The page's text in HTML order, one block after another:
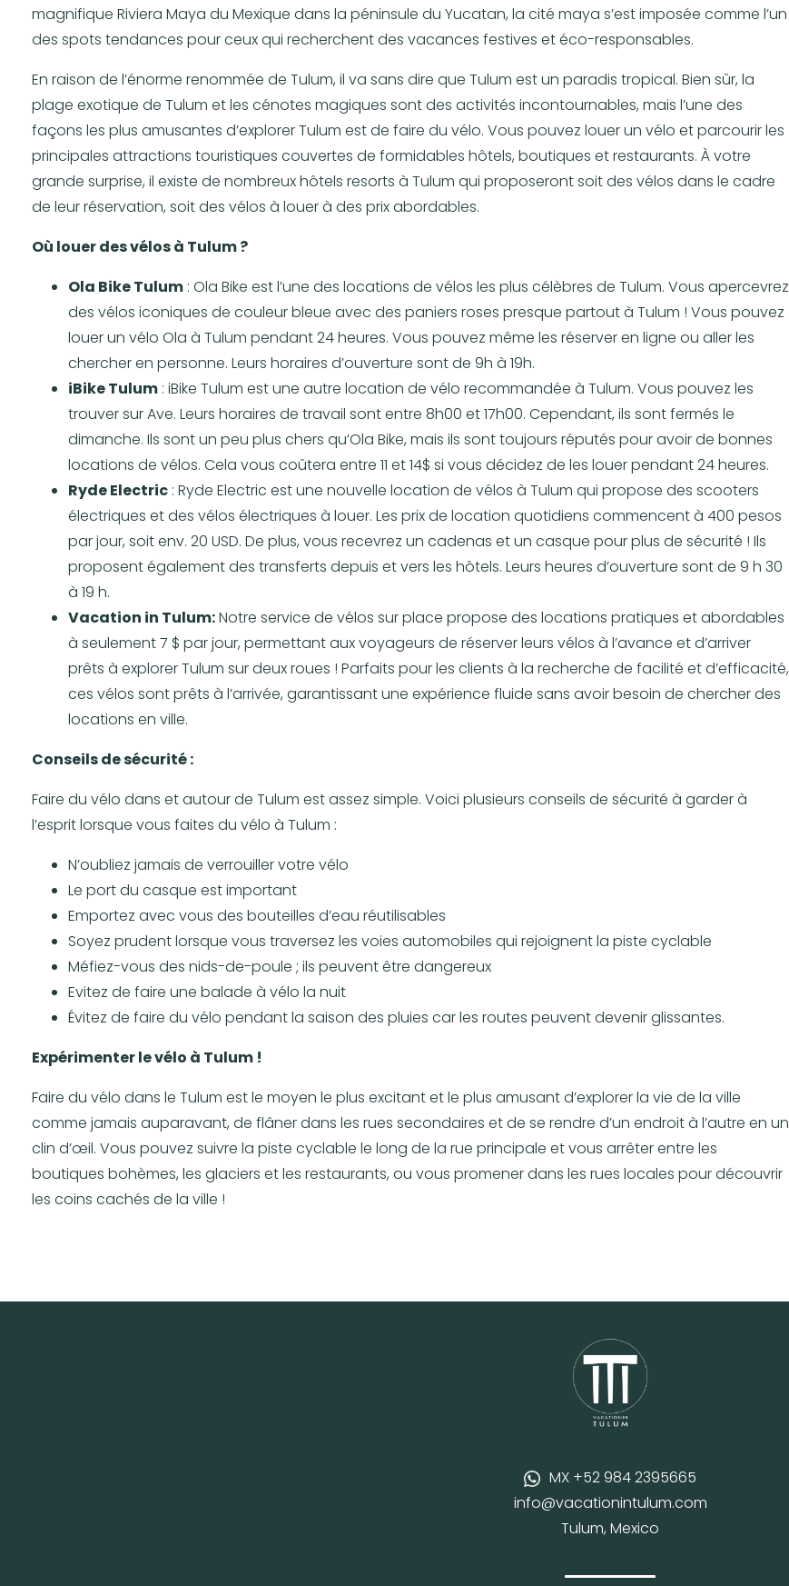
magnifique Riviera Maya du Mexique dans la péninsule du Yucatan, la cité maya s’est imposée comme l’un
des spots tendances pour ceux qui recherchent des vacances festives et éco-responsables.
En raison de l’énorme renommée de Tulum, il va sans dire que Tulum est un paradis tropical. Bien sûr, la
plage exotique de Tulum et les cénotes magiques sont des activités incontournables, mais l’une des
façons les plus amusantes d’explorer Tulum est de faire du vélo. Vous pouvez louer un vélo et parcourir les
principales attractions touristiques couvertes de formidables hôtels, boutiques et restaurants. À votre
grande surprise, il existe de nombreux hôtels resorts à Tulum qui proposeront soit des vélos dans le cadre
de leur réservation, soit des vélos à louer à des prix abordables.
Où louer des vélos à Tulum ?
Ola Bike Tulum : Ola Bike est l’une des locations de vélos les plus célèbres de Tulum. Vous apercevrez
des vélos iconiques de couleur bleue avec des paniers roses presque partout à Tulum ! Vous pouvez
louer un vélo Ola à Tulum pendant 24 heures. Vous pouvez même les réserver en ligne ou aller les
chercher en personne. Leurs horaires d’ouverture sont de 9h à 19h.
iBike Tulum : iBike Tulum est une autre location de vélo recommandée à Tulum. Vous pouvez les
trouver sur Ave. Leurs horaires de travail sont entre 8h00 et 17h00. Cependant, ils sont fermés le
dimanche. Ils sont un peu plus chers qu’Ola Bike, mais ils sont toujours réputés pour avoir de bonnes
locations de vélos. Cela vous coûtera entre 11 et 14$ si vous décidez de les louer pendant 24 heures.
Ryde Electric : Ryde Electric est une nouvelle location de vélos à Tulum qui propose des scooters
électriques et des vélos électriques à louer. Les prix de location quotidiens commencent à 400 pesos
par jour, soit env. 20 USD. De plus, vous recevrez un cadenas et un casque pour plus de sécurité ! Ils
proposent également des transferts depuis et vers les hôtels. Leurs heures d’ouverture sont de 9 h 30
à 19 h.
Vacation in Tulum:Notre service de vélos sur place propose des locations pratiques et abordables
à seulement 7 $ par jour, permettant aux voyageurs de réserver leurs vélos à l’avance et d’arriver
prêts à explorer Tulum sur deux roues ! Parfaits pour les clients à la recherche de facilité et d’efficacité,
ces vélos sont prêts à l’arrivée, garantissant une expérience fluide sans avoir besoin de chercher des
locations en ville.
Conseils de sécurité :
Faire du vélo dans et autour de Tulum est assez simple. Voici plusieurs conseils de sécurité à garder à
l’esprit lorsque vous faites du vélo à Tulum :
N’oubliez jamais de verrouiller votre vélo
Le port du casque est important
Emportez avec vous des bouteilles d’eau réutilisables
Soyez prudent lorsque vous traversez les voies automobiles qui rejoignent la piste cyclable
Méfiez-vous des nids-de-poule ; ils peuvent être dangereux
Evitez de faire une balade à vélo la nuit
Évitez de faire du vélo pendant la saison des pluies car les routes peuvent devenir glissantes.
Expérimenter le vélo à Tulum !
Faire du vélo dans le Tulum est le moyen le plus excitant et le plus amusant d’explorer la vie de la ville
comme jamais auparavant, de flâner dans les rues secondaires et de se rendre d’un endroit à l’autre en un
clin d’œil. Vous pouvez suivre la piste cyclable le long de la rue principale et vous arrêter entre les
boutiques bohèmes, les glaciers et les restaurants, ou vous promener dans les rues locales pour découvrir
les coins cachés de la ville !
MX +52 984 2395665
info@vacationintulum.com
Tulum, Mexico